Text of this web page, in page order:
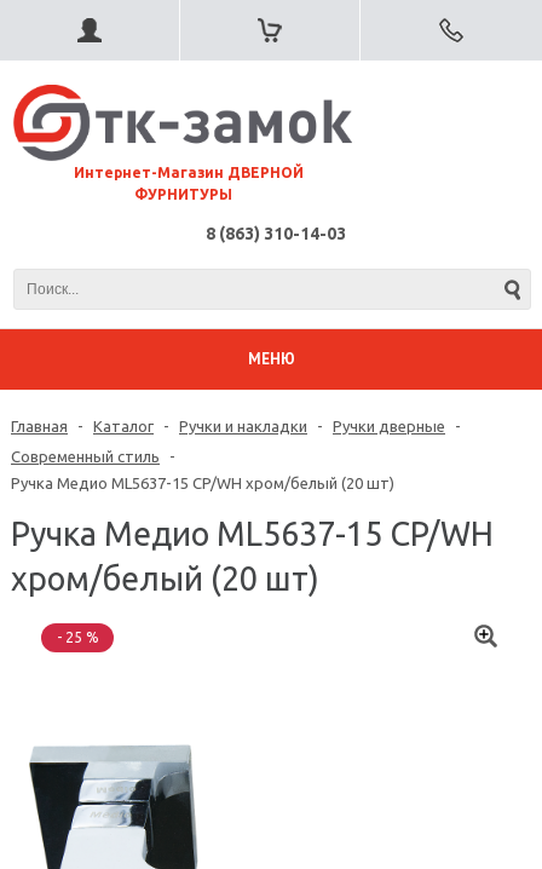
⠀Интернет-Магазин ДВЕРНОЙ
ФУРНИТУРЫ
8 (863) 310-14-03
МЕНЮ
Главная - Каталог - Ручки и накладки - Ручки дверные
-
Современный стиль
-
Ручка Медио ML5637-15 CP/WH хром/белый (20 шт)
Ручка Медио ML5637-15 CP/WH
хром/белый (20 шт)
- 25 %